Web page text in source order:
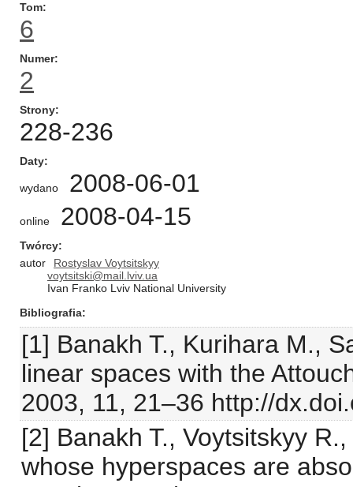
Tom
6
Numer
2
Strony
228-236
Daty
wydano 2008-06-01
online 2008-04-15
Twórcy
autor
Rostyslav Voytsitskyy
voytsitski@mail.lviv.ua
Ivan Franko Lviv National University
Bibliografia
[1] Banakh T., Kurihara M.,
linear spaces with the
2003, 11, 21–36 http://
[2] Banakh T., Voytsitskyy
whose hyperspaces are